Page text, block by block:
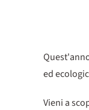
ed
Vieni a